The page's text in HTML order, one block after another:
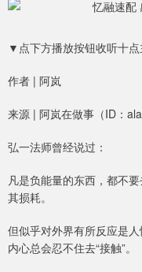
▼点下方播放按钮收听十
作者 | 阿岚
来源 | 阿岚在做事（ID：
弘一法师曾经说过：
凡是负能量的东西，都不
其损耗。
但似乎对外界有所反应是
内心总会忍不住去“接触”。